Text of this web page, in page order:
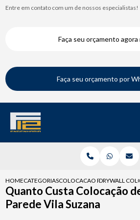
Entre em contato com um de nossos especialistas!
Faça seu orçamento agora
Faça seu orçamento por
HOMECATEGORIASCOLOCACAO PARA DRYWALL
DRYWALL
Quanto Custa Colocação
Parede Vila Suzana